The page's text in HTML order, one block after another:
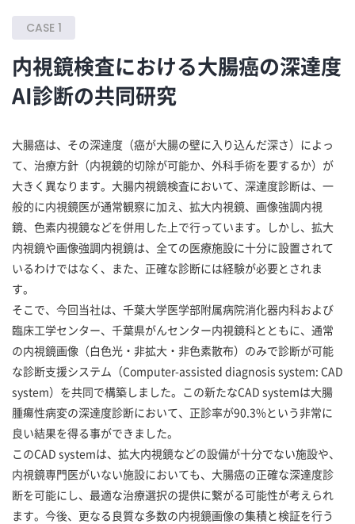
CASE 1
内視鏡検査における大腸癌の深達度
AI診断の共同研究
大腸癌は、その深達度（癌が大腸の壁に入り込んだ深さ）によっ
て、治療方針（内視鏡的切除が可能か、外科手術を要するか）が
大きく異なります。大腸内視鏡検査において、深達度診断は、一
般的に内視鏡医が通常観察に加え、拡大内視鏡、画像強調内視
鏡、色素内視鏡などを併用した上で行っています。しかし、拡大
内視鏡や画像強調内視鏡は、全ての医療施設に十分に設置されて
いるわけではなく、また、正確な診断には経験が必要とされま
す。
そこで、今回当社は、千葉大学医学部附属病院消化器内科および
臨床工学センター、千葉県がんセンター内視鏡科とともに、通常
の内視鏡画像（白色光・非拡大・非色素散布）のみで診断が可能
な診断支援システム（Computer-assisted diagnosis system: CAD
system）を共同で構築しました。この新たなCAD systemは大腸
腫瘍性病変の深達度診断において、正診率が90.3%という非常に
良い結果を得る事ができました。
このCAD systemは、拡大内視鏡などの設備が十分でない施設や、
内視鏡専門医がいない施設においても、大腸癌の正確な深達度診
断を可能にし、最適な治療選択の提供に繋がる可能性が考えられ
ます。今後、更なる良質な多数の内視鏡画像の集積と検証を行う